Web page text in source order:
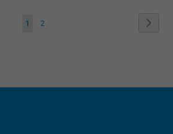
Seite
Sie
1 Seite
2